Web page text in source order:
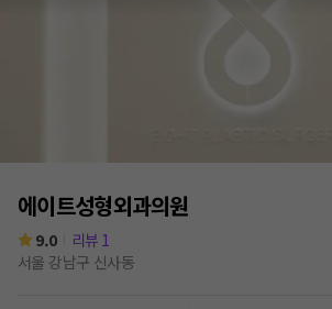
에이트성형외과의원
9.0 리뷰 1
서울 강남구 신사동